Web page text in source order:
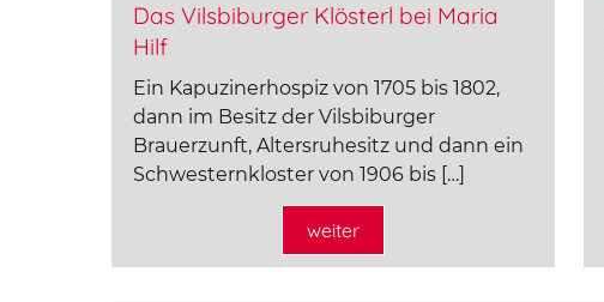
Das Vilsbiburger Klösterl bei Maria
Hilf
Ein Kapuzinerhospiz von 1705 bis 1802,
dann im Besitz der Vilsbiburger
Brauerzunft, Altersruhesitz und dann ein
Schwesternkloster von 1906 bis […]
weiter